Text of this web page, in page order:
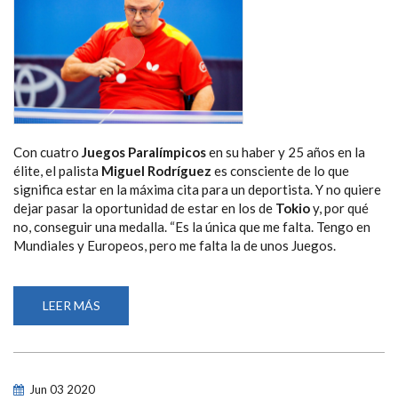
Con cuatro Juegos Paralímpicosen su haber y 25 años en la
élite, el palista Miguel Rodríguez es consciente de lo que
significa estar en la máxima cita para un deportista. Y no quiere
dejar pasar la oportunidad de estar en los de Tokioy, por qué
no, conseguir una medalla. “Es la única que me falta. Tengo en
Mundiales y Europeos, pero me falta la de unos Juegos.
LEER MÁS
RODRÍGUEZ:
LA
Jun 03 2020